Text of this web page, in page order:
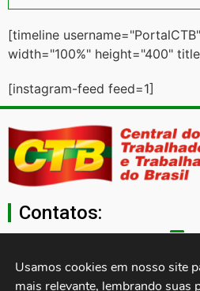
[timeline
width="100%" height="400"
[instagram-feed feed=1]
Contatos:
Usamos cookies em nosso site
mais relevante, lembrando suas